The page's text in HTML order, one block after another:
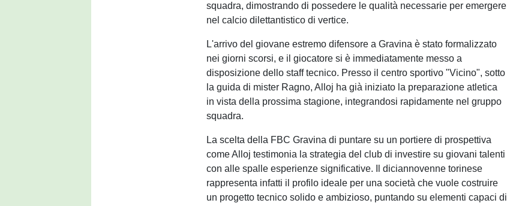
squadra, dimostrando di possedere le qualità necessarie per emergere
nel calcio dilettantistico di vertice.
L'arrivo del giovane estremo difensore a Gravina è stato formalizzato
nei giorni scorsi, e il giocatore si è immediatamente messo a
disposizione dello staff tecnico. Presso il centro sportivo "Vicino", sotto
la guida di mister Ragno, Alloj ha già iniziato la preparazione atletica
in vista della prossima stagione, integrandosi rapidamente nel gruppo
squadra.
La scelta della FBC Gravina di puntare su un portiere di prospettiva
come Alloj testimonia la strategia del club di investire su giovani talenti
con alle spalle esperienze significative. Il diciannovenne torinese
rappresenta infatti il profilo ideale per una società che vuole costruire
un progetto tecnico solido e ambizioso, puntando su elementi capaci di